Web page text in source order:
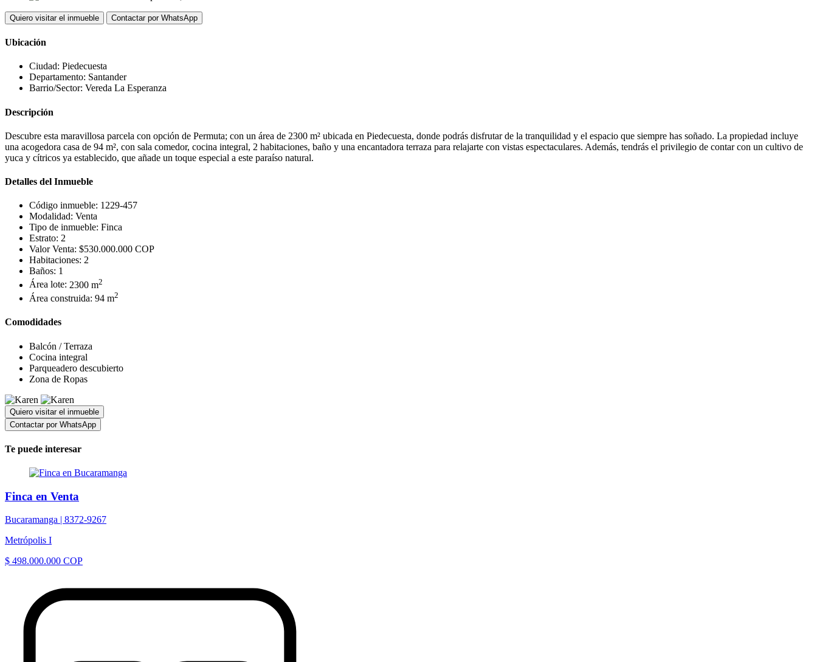
Quiero visitar el inmueble Contactar por WhatsApp
Ubicación
Ciudad: Piedecuesta
Departamento: Santander
Barrio/Sector: Vereda La Esperanza
Descripción
Descubre esta maravillosa parcela con opción de Permuta; con un área de 2300 m² ubicada en Piedecuesta, donde podrás disfrutar de la tranquilidad y el espacio que siempre has soñado. La propiedad incluye
una acogedora casa de 94 m², con sala comedor, cocina integral, 2 habitaciones, baño y una encantadora terraza para relajarte con vistas espectaculares. Además, tendrás el privilegio de contar con un cultivo de
yuca y cítricos ya establecido, que añade un toque especial a este paraíso natural.
Detalles del Inmueble
Código inmueble: 1229-457
Modalidad: Venta
Tipo de inmueble: Finca
Estrato: 2
Valor Venta: $530.000.000 COP
Habitaciones: 2
Baños: 1
Área lote: 2300 m2
Área construida: 94 m2
Comodidades
Balcón / Terraza
Cocina integral
Parqueadero descubierto
Zona de Ropas
Quiero visitar el inmueble
Contactar por WhatsApp
Te puede interesar
Finca en Venta
Bucaramanga | 8372-9267
Metrópolis I
$ 498.000.000 COP